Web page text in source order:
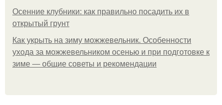
Осенние клубники: как правильно посадить их в
открытый грунт
Как укрыть на зиму можжевельник. Особенности
ухода за можжевельником осенью и при подготовке к
зиме — общие советы и рекомендации